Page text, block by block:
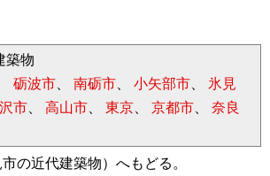
築物
砺波市 南砺市 小矢部市
氷見
市 高山市 東京 京都市
奈良
市の近代建築物）へもどる。